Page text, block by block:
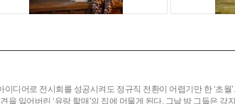
디어로 전시회를 성공시켜도 정규직 전환이 어렵기만 한 ‘초
을 잃어버린 ‘유랑 할매’의 집에 머물게 된다. 그날 밤 그들은